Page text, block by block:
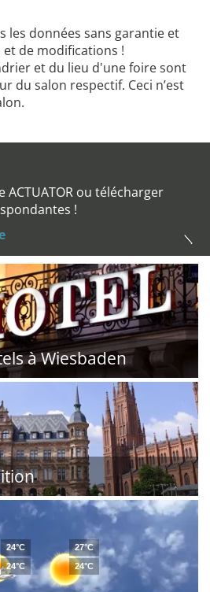
les données sans garantie et
de modifications !
et du lieu d'une foire sont
du salon respectif. Ceci n’est
ou télécharger
!
à Wiesbaden
24°C
24°C
27°C
24°C